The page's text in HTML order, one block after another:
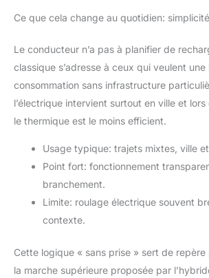
Ce que cela change au quotidien:
Le conducteur n’a pas à planifier de
classique s’adresse à ceux qui veulent
consommation sans infrastructure
l’électrique intervient surtout en ville et
le thermique est le moins efficient.
Usage typique: trajets mixtes, ville
Point fort: fonctionnement
branchement.
Limite: roulage électrique souvent
contexte.
Cette logique « sans prise » sert de
la marche supérieure proposée par